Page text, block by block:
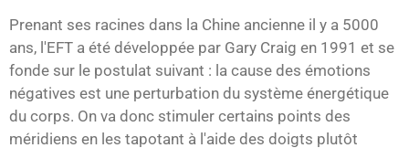
Prenant ses racines dans la Chine ancienne il y a 5000
ans, l'EFT a été développée par Gary Craig en 1991 et se
fonde sur le postulat suivant : la cause des émotions
négatives est une perturbation du système énergétique
du corps. On va donc stimuler certains points des
méridiens en les tapotant à l'aide des doigts plutôt